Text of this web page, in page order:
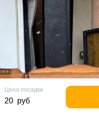
Цена посадки
20 руб